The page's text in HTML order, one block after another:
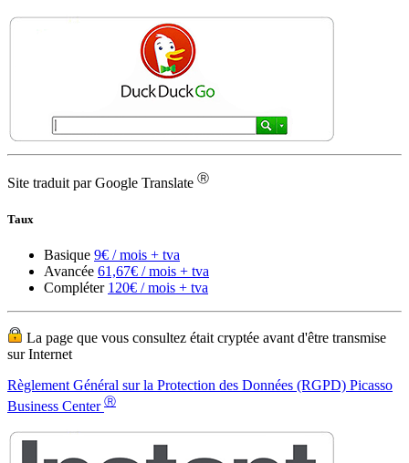
Site traduit par Google Translate Ⓡ
Taux
Basique 9€ / mois + tva
Avancée 61,67€ / mois + tva
Compléter 120€ / mois + tva
La page que vous consultez était cryptée avant d'être transmise
sur Internet
Règlement Général sur la Protection des Données (RGPD) Picasso
Business Center Ⓡ